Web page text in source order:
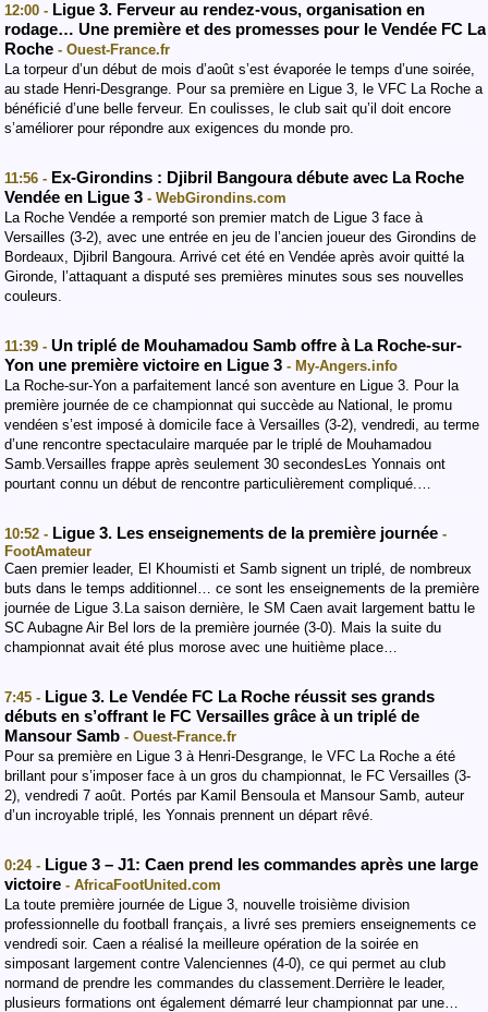
12:00 - Ligue 3. Ferveur au rendez-vous, organisation en
rodage… Une première et des promesses pour le Vendée FC La
Roche - Ouest-France.fr
La torpeur d’un début de mois d’août s’est évaporée le temps d’une soirée,
au stade Henri-Desgrange. Pour sa première en Ligue 3, le VFC La Roche a
bénéficié d’une belle ferveur. En coulisses, le club sait qu’il doit encore
s’améliorer pour répondre aux exigences du monde pro.
11:56 - Ex-Girondins : Djibril Bangoura débute avec La Roche
Vendée en Ligue 3 - WebGirondins.com
La Roche Vendée a remporté son premier match de Ligue 3 face à
Versailles (3-2), avec une entrée en jeu de l’ancien joueur des Girondins de
Bordeaux, Djibril Bangoura. Arrivé cet été en Vendée après avoir quitté la
Gironde, l’attaquant a disputé ses premières minutes sous ses nouvelles
couleurs.
11:39 - Un triplé de Mouhamadou Samb offre à La Roche-sur-
Yon une première victoire en Ligue 3 - My-Angers.info
La Roche-sur-Yon a parfaitement lancé son aventure en Ligue 3. Pour la
première journée de ce championnat qui succède au National, le promu
vendéen s’est imposé à domicile face à Versailles (3-2), vendredi, au terme
d’une rencontre spectaculaire marquée par le triplé de Mouhamadou
Samb.Versailles frappe après seulement 30 secondesLes Yonnais ont
pourtant connu un début de rencontre particulièrement compliqué.…
10:52 - Ligue 3. Les enseignements de la première journée -
FootAmateur
Caen premier leader, El Khoumisti et Samb signent un triplé, de nombreux
buts dans le temps additionnel… ce sont les enseignements de la première
journée de Ligue 3.La saison dernière, le SM Caen avait largement battu le
SC Aubagne Air Bel lors de la première journée (3-0). Mais la suite du
championnat avait été plus morose avec une huitième place…
7:45 - Ligue 3. Le Vendée FC La Roche réussit ses grands
débuts en s’offrant le FC Versailles grâce à un triplé de
Mansour Samb - Ouest-France.fr
Pour sa première en Ligue 3 à Henri-Desgrange, le VFC La Roche a été
brillant pour s’imposer face à un gros du championnat, le FC Versailles (3-
2), vendredi 7 août. Portés par Kamil Bensoula et Mansour Samb, auteur
d’un incroyable triplé, les Yonnais prennent un départ rêvé.
0:24 - Ligue 3 – J1: Caen prend les commandes après une large
victoire - AfricaFootUnited.com
La toute première journée de Ligue 3, nouvelle troisième division
professionnelle du football français, a livré ses premiers enseignements ce
vendredi soir. Caen a réalisé la meilleure opération de la soirée en
simposant largement contre Valenciennes (4-0), ce qui permet au club
normand de prendre les commandes du classement.Derrière le leader,
plusieurs formations ont également démarré leur championnat par une…